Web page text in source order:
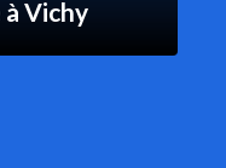
Vichy